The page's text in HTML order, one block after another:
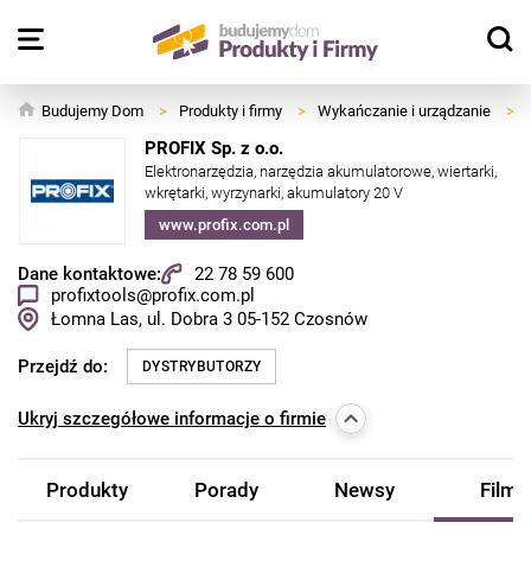
Budujemy Dom > Produkty i firmy > Wykańczanie i urządzanie >
PROFIX Sp. z o.o.
Elektronarzędzia, narzędzia akumulatorowe, wiertarki,
wkrętarki, wyrzynarki, akumulatory 20 V
www.profix.com.pl
Dane kontaktowe:
22 78 59 600
profixtools@profix.com.pl
Łomna Las, ul. Dobra 3 05-152 Czosnów
Przejdź do: DYSTRYBUTORZY
Ukryj szczegółowe informacje o firmie
Produkty Porady Newsy Filmy